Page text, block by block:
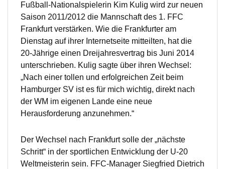
Fußball-Nationalspielerin Kim Kulig wird zur neuen
Saison 2011/2012 die Mannschaft des 1. FFC
Frankfurt verstärken. Wie die Frankfurter am
Dienstag auf ihrer Internetseite mitteilten, hat die
20-Jährige einen Dreijahresvertrag bis Juni 2014
unterschrieben. Kulig sagte über ihren Wechsel:
„Nach einer tollen und erfolgreichen Zeit beim
Hamburger SV ist es für mich wichtig, direkt nach
der WM im eigenen Lande eine neue
Herausforderung anzunehmen.“
Der Wechsel nach Frankfurt solle der „nächste
Schritt“ in der sportlichen Entwicklung der U-20
Weltmeisterin sein. FFC-Manager Siegfried Dietrich